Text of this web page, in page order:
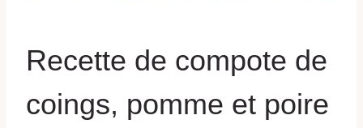
Recette de compote de
coings, pomme et poire